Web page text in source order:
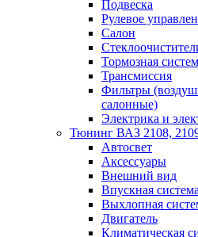
Подвеска
Рулевое
Салон
Тормозная
Трансмиссия
Фильтры
салонные)
Электрика и
Тюнинг ВАЗ 2108,
Автосвет
Аксессуары
Внешний вид
Впускная система
Выхлопная
Двигатель
Климатическая